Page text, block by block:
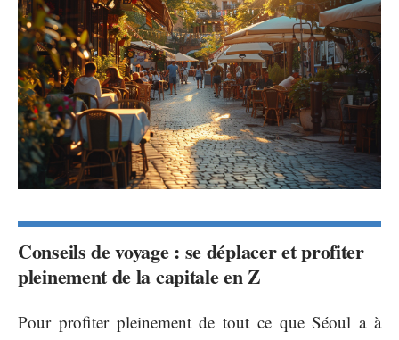
Conseils de voyage : se déplacer et profiter
pleinement de la capitale en Z
Pour profiter pleinement de tout ce que Séoul a à